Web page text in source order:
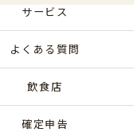
サービス
よくある質問
飲食店
確定申告